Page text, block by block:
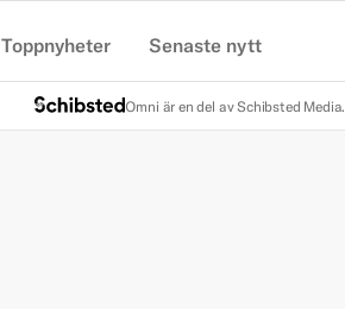
Toppnyheter Senaste nytt
Omni är en del av Schibsted Media.